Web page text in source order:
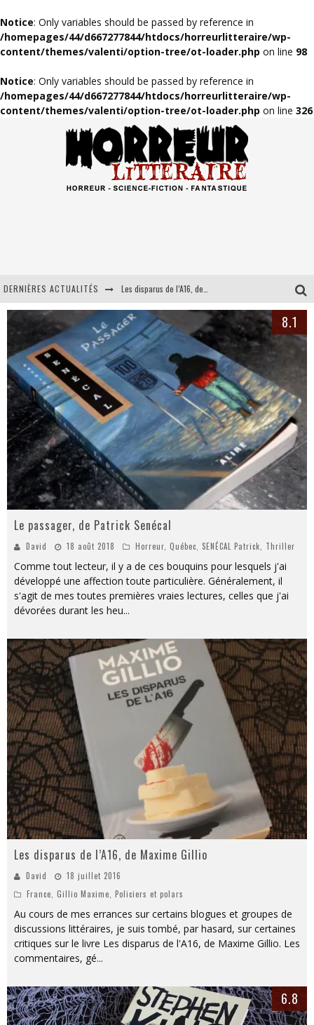
Notice: Only variables should be passed by reference in
/homepages/44/d667277844/htdocs/horreurlitteraire/wp-
content/themes/valenti/option-tree/ot-loader.php on line 98
Notice: Only variables should be passed by reference in
/homepages/44/d667277844/htdocs/horreurlitteraire/wp-
content/themes/valenti/option-tree/ot-loader.php on line 326
DERNIÈRES ACTUALITÉS
Les rêves dans la maison de la sorcière, de Lovecraft, Sapin et Pion
Le passager, de Patrick Senécal
Les disparus de l’A16, de Maxime Gillio
8.1
Le passager, de Patrick Senécal
David 18 août 2018 Horreur, Québec, SENÉCAL Patrick, Thriller
Comme tout lecteur, il y a de ces bouquins pour lesquels j'ai
développé une affection toute particulière. Généralement, il
s'agit de mes toutes premières vraies lectures, celles que j'ai
dévorées durant les heu...
Les disparus de l’A16, de Maxime Gillio
David
18 juillet 2016
France Gillio Maxime Policiers et polars
Au cours de mes errances sur certains blogues et groupes de
discussions littéraires, je suis tombé, par hasard, sur certaines
critiques sur le livre Les disparus de l'A16, de Maxime Gillio. Les
commentaires, gé...
6.8